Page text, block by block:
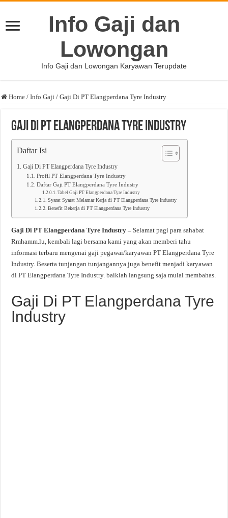
Info Gaji dan
Lowongan
Info Gaji dan Lowongan Karyawan Terupdate
Home / Info Gaji / Gaji Di PT Elangperdana Tyre Industry
Gaji Di PT Elangperdana Tyre Industry
Daftar Isi
Gaji Di PT Elangperdana Tyre Industry
Profil PT Elangperdana Tyre Industry
Daftar Gaji PT Elangperdana Tyre Industry
Tabel Gaji PT Elangperdana Tyre Industry
Syarat Syarat Melamar Kerja di PT Elangperdana Tyre Industry
Benefit Bekerja di PT Elangperdana Tyre Industry
Gaji Di PT Elangperdana Tyre Industry –Selamat pagi para sahabat
Rmhamm.lu, kembali lagi bersama kami yang akan memberi tahu
informasi terbaru mengenai gaji pegawai/karyawan PT Elangperdana Tyre
Industry. Beserta tunjangan tunjangannya juga benefit menjadi karyawan
di PT Elangperdana Tyre Industry. baiklah langsung saja mulai membahas.
Gaji Di PT Elangperdana Tyre
Industry